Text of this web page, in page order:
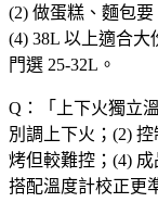
(2) 做蛋糕、麵包要
(4) 38L 以上適合大
門選 25-32L。
Q：「 上下火獨立
別調上下火；(2)
烤但較難控；(4)
搭配溫度計校正更